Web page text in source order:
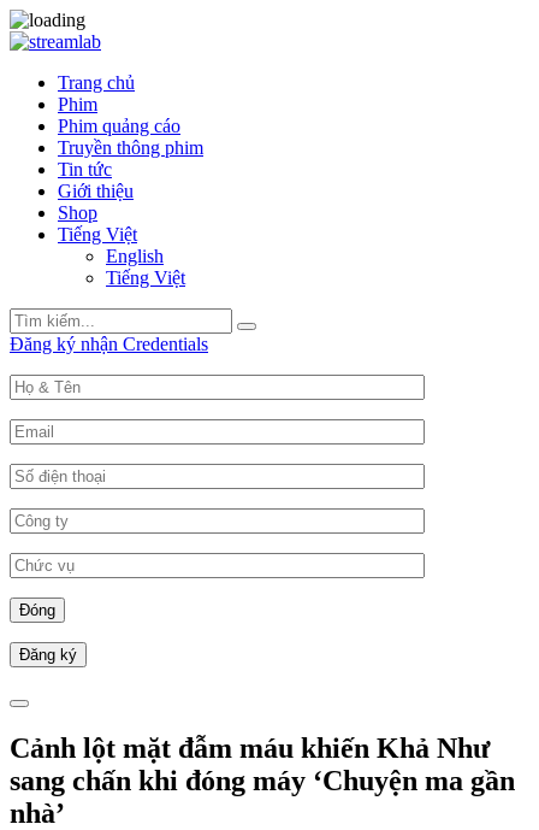
Trang chủ
Phim
Phim quảng cáo
Truyền thông phim
Tin tức
Giới thiệu
Shop
Tiếng Việt
English
Tiếng Việt
Search
for:
Search
Đăng ký nhận Credentials
Đóng
Cảnh lột mặt đẫm máu khiến Khả Như
sang chấn khi đóng máy ‘Chuyện ma gần
nhà’